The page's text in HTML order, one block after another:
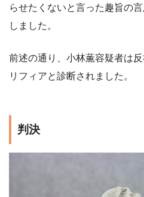
らせたくないと言った趣旨の
しました。
前述の通り、小林薫容疑者は
リフィアと診断されました。
判決